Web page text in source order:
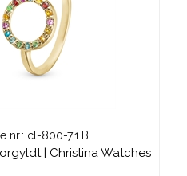
nr.: cl-800-7.1.B
| Christina Watches